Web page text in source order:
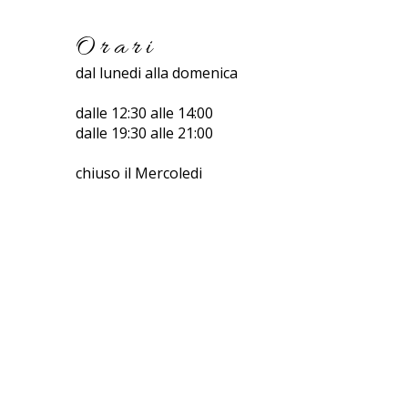
Orari
dal lunedi alla domenica
dalle 12:30 alle 14:00
dalle 19:30 alle 21:00
chiuso il Mercoledi